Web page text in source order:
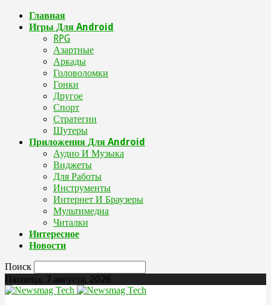
Главная
Игры Для Android
RPG
Азартные
Аркады
Головоломки
Гонки
Другое
Спорт
Стратегии
Шутеры
Приложения Для Android
Аудио И Музыка
Виджеты
Для Работы
Инструменты
Интернет И Браузеры
Мультимедиа
Читалки
Интересное
Новости
Поиск
Пятница, 7 августа, 2026